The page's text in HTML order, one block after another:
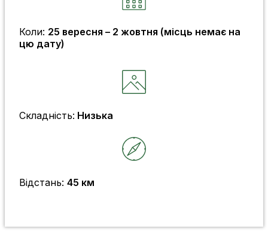
Коли: 25 вересня – 2 жовтня (місць немає на
цю дату)
Складність: Низька
Відстань: 45 км